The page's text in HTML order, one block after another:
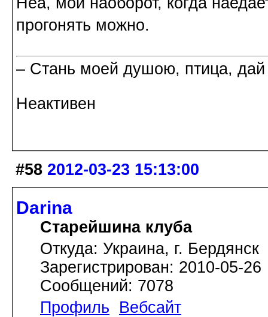
прогонять можно.
– Стань моей душою, птица,
Неактивен
#58 2012-03-23 15:13:00
Darina
Старейшина клуба
Откуда: Украина, г. Бердянск
Зарегистрирован: 2010-05-26
Сообщений: 7078
Профиль
Вебсайт